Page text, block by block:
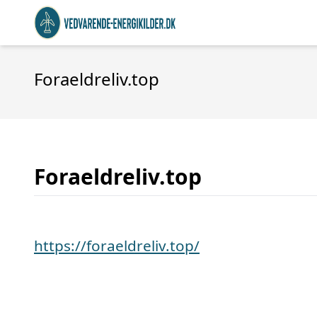
Foraeldreliv.top
Foraeldreliv.top
https://foraeldreliv.top/